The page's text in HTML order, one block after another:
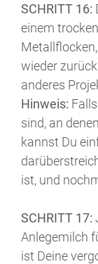
SCHRITT 16:
einem
wieder
anderes
Hinweis:
sind, an
kannst Du
ist, und
SCHRITT 17:
Anlegemilch
ist Deine